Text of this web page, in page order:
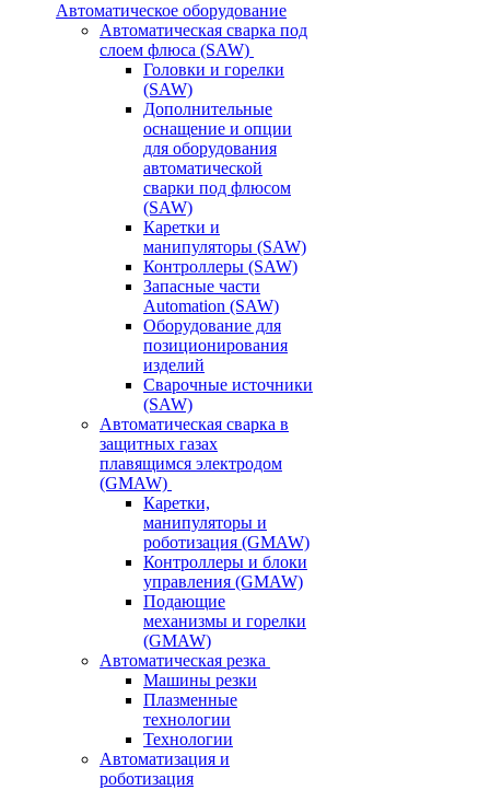
Автоматическое оборудование
Автоматическая сварка под
слоем флюса (SAW)
Головки и горелки
(SAW)
Дополнительные
оснащение и опции
для оборудования
автоматической
сварки под флюсом
(SAW)
Каретки и
манипуляторы (SAW)
Контроллеры (SAW)
Запасные части
Automation (SAW)
Оборудование для
позиционирования
изделий
Сварочные источники
(SAW)
Автоматическая сварка в
защитных газах
плавящимся электродом
(GMAW)
Каретки,
манипуляторы и
роботизация (GMAW)
Контроллеры и блоки
управления (GMAW)
Подающие
механизмы и горелки
(GMAW)
Автоматическая резка
Машины резки
Плазменные
технологии
Технологии
Автоматизация и
роботизация